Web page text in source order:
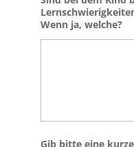
Wenn ja, welche?
Gib bitte eine